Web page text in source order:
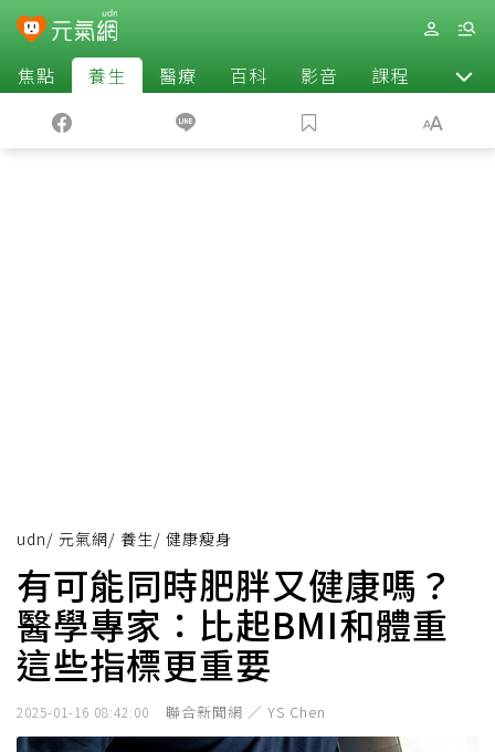
焦點 養生 醫療 百科 影音 課程 退休
udn/ 元氣網/ 養生/ 健康瘦身
有可能同時肥胖又健康嗎？
醫學專家：比起BMI和體重
這些指標更重要
2025-01-16 08:42:00 聯合新聞網 ／ YS Chen